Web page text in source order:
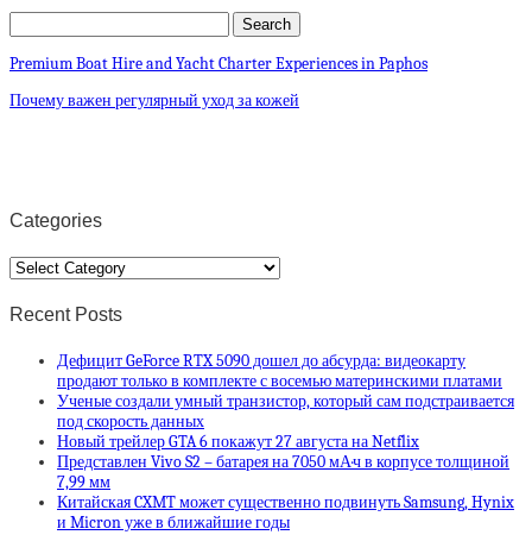
Premium Boat Hire and Yacht Charter Experiences in Paphos
Почему важен регулярный уход за кожей
Categories
Categories
Recent Posts
Дефицит GeForce RTX 5090 дошел до абсурда: видеокарту
продают только в комплекте с восемью материнскими платами
Ученые создали умный транзистор, который сам подстраивается
под скорость данных
Новый трейлер GTA 6 покажут 27 августа на Netflix
Представлен Vivo S2 – батарея на 7050 мА·ч в корпусе толщиной
7,99 мм
Китайская CXMT может существенно подвинуть Samsung, Hynix
и Micron уже в ближайшие годы